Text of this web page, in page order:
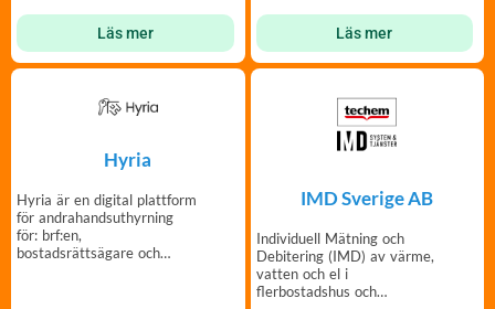
Läs mer Läs mer
Hyria
Hyria är en digital plattform
för andrahandsuthyrning
för: brf:en,
bostadsrättsägare och
IMD Sverige AB
Individuell Mätning och
Debitering (IMD) av värme,
vatten och el i
flerbostadshus och